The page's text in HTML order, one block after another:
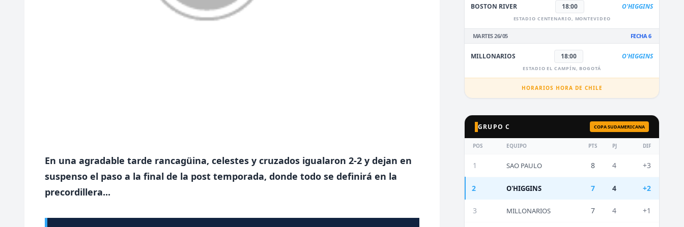
En una agradable tarde rancagüina, celestes y cruzados igualaron 2-2 y dejan en
suspenso el paso a la final de la post temporada, donde todo se definirá en la
precordillera...
BOSTON RIVER 18:00 O'HIGGINS
ESTADIO CENTENARIO, MONTEVIDEO
MARTES 26/05 FECHA 6
MILLONARIOS 18:00 O'HIGGINS
ESTADIO EL CAMPÍN, BOGOTÁ
HORARIOS HORA DE CHILE
GRUPO C COPA SUDAMERICANA
POS EQUIPO PTS PJ DIF
1 SAO PAULO 8 4 +3
2 O'HIGGINS 7 4 +2
3 MILLONARIOS 7 4 +1